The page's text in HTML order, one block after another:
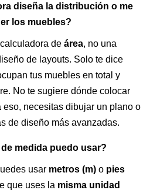
diseña la distribución o me
los muebles?
de área, no una
de layouts. Solo te dice
tus muebles en total y
No te sugiere dónde colocar
eso, necesitas dibujar un plano o
de diseño más avanzadas.
medida puedo usar?
usar metros (m)o pies
que uses la misma unidad